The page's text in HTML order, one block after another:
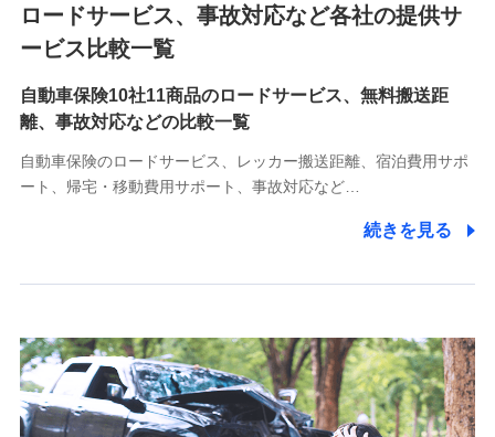
9.お問い合わせ情報
各種お問い合わせに対応するため
10.受託業務の 個人情報
受託業務の遂行およびこれらに準ずる業務の遂行のため
11.マイカー通勤管理クラウド並びに法人向けASPサー
をお送りするため
分析するため
当社の対応品質向上やお問い合わせ内容の正確な把握のため
個人情報保護管理者の職名、連絡先
株式会社ドコモ・インシュアランス 営業部長
ロードサービス、事故対応など各社の提供サ
ービス比較一覧
自動車保険10社11商品のロードサービス、無料搬送距
離、事故対応などの比較一覧
自動車保険のロードサービス、レッカー搬送距離、宿泊費用サポ
ート、帰宅・移動費用サポート、事故対応など…
続きを見る